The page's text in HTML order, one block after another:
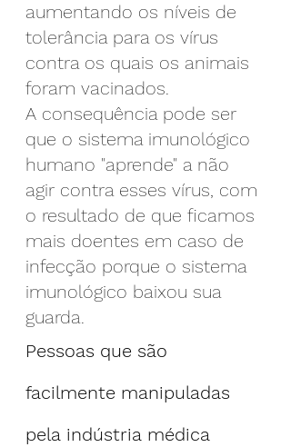
aumentando os níveis de
tolerância para os vírus
contra os quais os animais
foram vacinados.
A consequência pode ser
que o sistema imunológico
humano "aprende" a não
agir contra esses vírus, com
o resultado de que ficamos
mais doentes em caso de
infecção porque o sistema
imunológico baixou sua
guarda.
Pessoas que são
facilmente manipuladas
pela indústria médica